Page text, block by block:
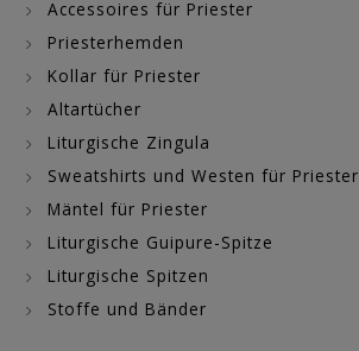
Accessoires für Priester
Priesterhemden
Kollar für Priester
Altartücher
Liturgische Zingula
Sweatshirts und Westen für Priester
Mäntel für Priester
Liturgische Guipure-Spitze
Liturgische Spitzen
Stoffe und Bänder